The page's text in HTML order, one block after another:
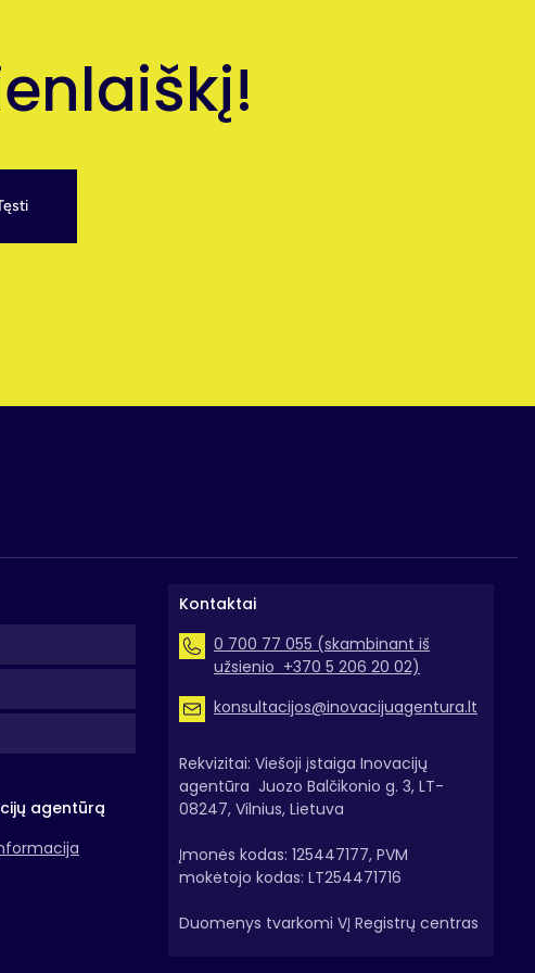
agentūrą
Kontaktai
0 700 77 055 (skambinant iš
užsienio +370 5 206 20 02)
konsultacijos@inovacijuagentura.lt
Rekvizitai: Viešoji įstaiga Inovacijų
agentūra Juozo Balčikonio g. 3, LT-
08247, Vilnius, Lietuva
Įmonės kodas: 125447177, PVM
mokėtojo kodas: LT254471716
Duomenys tvarkomi VĮ Registrų centras